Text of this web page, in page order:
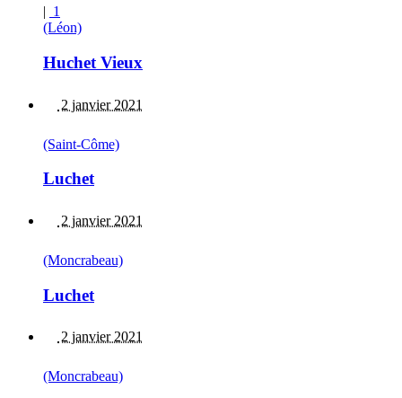
| 1
(Léon)
Huchet Vieux
2 janvier 2021
(Saint-Côme)
Luchet
2 janvier 2021
(Moncrabeau)
Luchet
2 janvier 2021
(Moncrabeau)